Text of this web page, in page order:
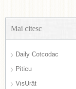
Mai citesc
Daily Cotcodac
Piticu
VisUrât